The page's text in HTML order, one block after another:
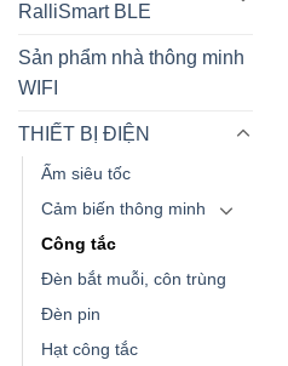
RalliSmart BLE
Sản phẩm nhà thông minh
WIFI
THIẾT BỊ ĐIỆN
Ấm siêu tốc
Cảm biến thông minh
Công tắc
Đèn bắt muỗi, côn trùng
Đèn pin
Hạt công tắc